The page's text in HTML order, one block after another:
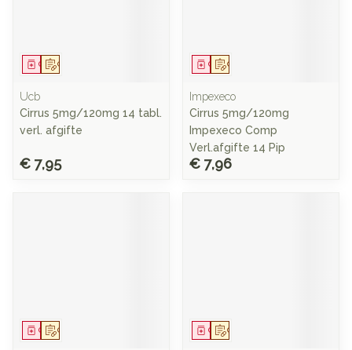
Op voorschrift
Geneesmiddel
Ucb
Cirrus 5mg/120mg 14 tabl.
verl. afgifte
€ 7,95
Op voorschrift
Geneesmiddel
Impexeco
Cirrus 5mg/120mg
Impexeco Comp
Verl.afgifte 14 Pip
€ 7,96
Op voorschrift
Geneesmiddel Op voorschrift
Geneesmiddel